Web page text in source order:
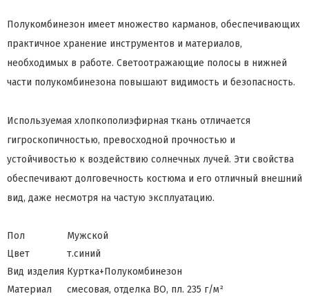
Полукомбинезон имеет множество карманов, обеспечивающих
практичное хранение инструментов и материалов,
необходимых в работе. Светоотражающие полосы в нижней
части полукомбинезона повышают видимость и безопасность.
Используемая хлопкополиэфирная ткань отличается
гигроскопичностью, превосходной прочностью и
устойчивостью к воздействию солнечных лучей. Эти свойства
обеспечивают долговечность костюма и его отличный внешний
вид, даже несмотря на частую эксплуатацию.
Пол
Мужской
Цвет
т.синий
Вид изделия Куртка+Полукомбинезон
Материал
смесовая, отделка ВО, пл. 235 г/м²